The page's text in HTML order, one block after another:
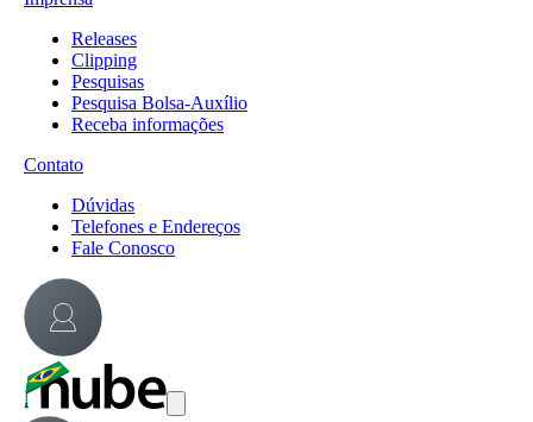
Releases
Clipping
Pesquisas
Pesquisa Bolsa-Auxílio
Receba informações
Contato
Dúvidas
Telefones e Endereços
Fale Conosco